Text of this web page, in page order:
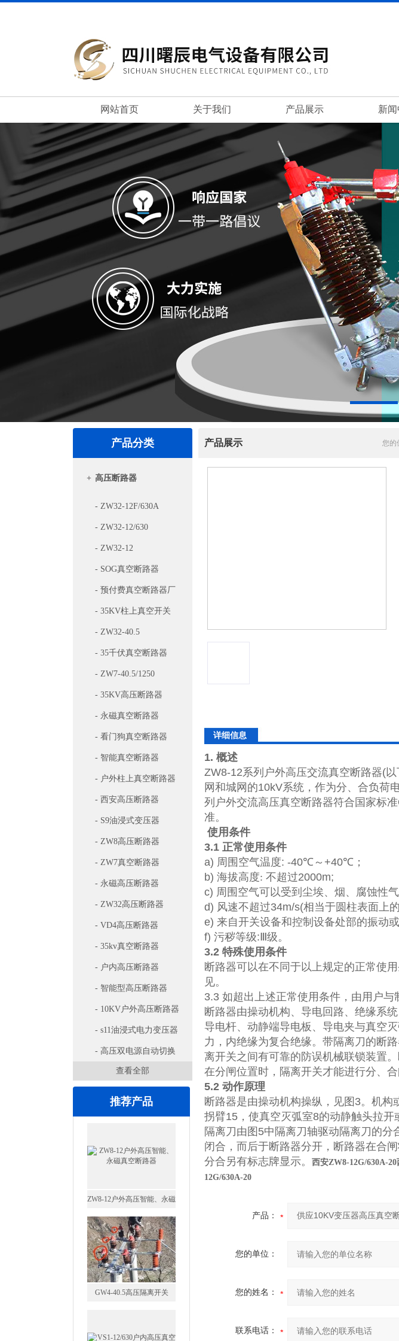
网站首页 关于我们 产品展示 新
产品分类
+ 高压断路器
- ZW32-12F/630A
- ZW32-12/630
- ZW32-12
- SOG真空断路器
- 预付费真空断路器厂
- 35KV柱上真空开关
- ZW32-40.5
- 35千伏真空断路器
- ZW7-40.5/1250
- 35KV高压断路器
- 永磁真空断路器
- 看门狗真空断路器
- 智能真空断路器
- 户外柱上真空断路器
- 西安高压断路器
- S9油浸式变压器
- ZW8高压断路器
- ZW7真空断路器
- 永磁高压断路器
- ZW32高压断路器
- VD4高压断路器
- 35kv真空断路器
- 户内高压断路器
- 智能型高压断路器
- 10KV户外高压断路器
- s11油浸式电力变压器
- 高压双电源自动切换
查看全部
推荐产品
GW4-40.5高压隔离开关
产品展示 您的
详细信息
1. 概述
ZW8-12系列户外高压交流真空断路器(
网和城网的10kV系统，作为分、合负荷
列户外交流高压真空断路器符合国家标准
准。
使用条件
3.1 正常使用条件
a) 周围空气温度: -40℃～ +40℃ ；
b) 海拔高度: 不超过2000m;
c) 周围空气可以受到尘埃、烟、腐蚀性
d) 风速不超过34m/s(相当于圆柱表面上的
e) 来自开关设备和控制设备处部的振动
f) 污秽等级:
级。
3.2 特殊使用条件
断路器可以在不同于以上规定的正常使
见。
3.3 如超出上述正常使用条件，由用户与
断路器由操动机构、导电回路、绝缘系
导电杆、动静端导电板、导电夹与真空
力，内绝缘为复合绝缘。带隔离刀的断
离开关之间有可靠的防误机械联锁装置
在分闸位置时，隔离开关才能进行分、合
5.2 动作原理
断路器是由操动机构操纵，见图 3。机构
拐臂15 ，使真空灭弧室8的动静触头拉开
隔离刀由图 5中隔离刀轴驱动隔离刀的分
闭合，而后于断路器分开，断路器在合
分合另有标志牌显示。
西安ZW8-12G/630A-
12G/630A-20
产品：
您的单位：
您的姓名：
联系电话：